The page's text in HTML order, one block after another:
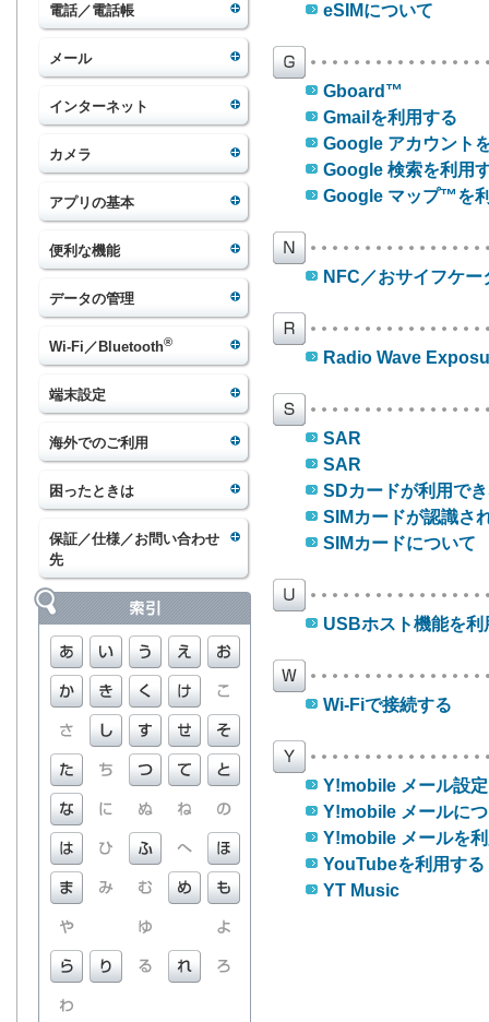
電話／電話帳
メール
インターネット
カメラ
アプリの基本
便利な機能
データの管理
Wi-Fi／Bluetooth®
端末設定
海外でのご利用
困ったときは
保証／仕様／お問い合わせ
先
eSIMについて
Gboard™
Gmailを利用する
Google アカウント
Google 検索を利用
Google マップ™を
NFC／おサイフケー
Radio Wave
SAR
SAR
SDカードが利用で
SIMカードが認識さ
SIMカードについて
USBホスト機能を利
Wi-Fiで接続する
Y!mobile メール設定
Y!mobile メールに
Y!mobile メールを
YouTubeを利用する
YT Music